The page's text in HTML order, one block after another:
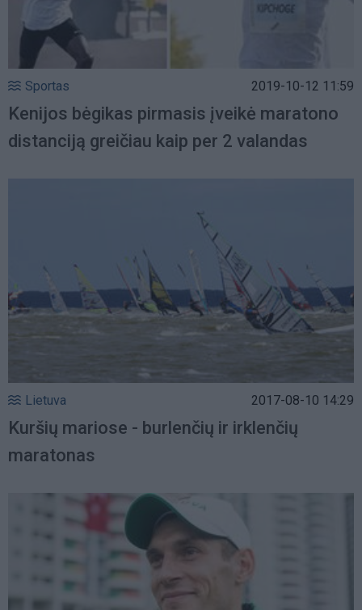
Sportas 2019-10-12 11:59
Kenijos bėgikas pirmasis įveikė maratono
distanciją greičiau kaip per 2 valandas
Lietuva 2017-08-10 14:29
Kuršių mariose - burlenčių ir irklenčių
maratonas